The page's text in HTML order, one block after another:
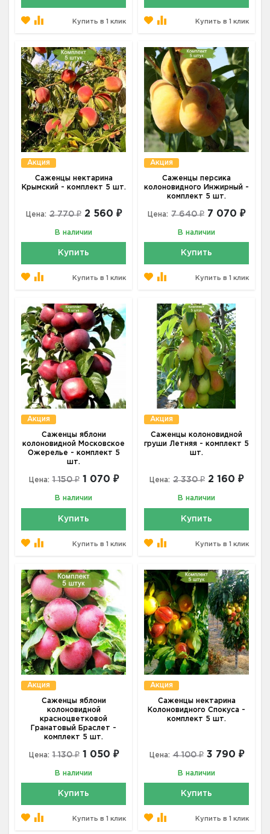
Купить в 1 клик Купить в 1 клик
Акция
Саженцы нектарина
Крымский - комплект 5 шт.
Цена: 2 770 ₽ 2 560 ₽
В наличии
Купить
Купить в 1 клик
Акция
Саженцы персика
колоновидного Инжирный -
комплект 5 шт.
Цена: 7 640 ₽ 7 070 ₽
В наличии
Купить
Купить в 1 клик
Акция
Саженцы яблони
колоновидной Московское
Ожерелье - комплект 5
шт.
Цена: 1 150 ₽ 1 070 ₽
В наличии
Купить
Купить в 1 клик
Акция
Саженцы колоновидной
груши Летняя - комплект 5
шт.
Цена: 2 330 ₽ 2 160 ₽
В наличии
Купить
Купить в 1 клик
Акция
Саженцы яблони
колоновидной
красноцветковой
Гранатовый Браслет -
комплект 5 шт.
Цена: 1 130 ₽ 1 050 ₽
В наличии
Купить
Купить в 1 клик
Акция
Саженцы нектарина
Колоновидного Спокуса -
комплект 5 шт.
Цена: 4 100 ₽ 3 790 ₽
В наличии
Купить
Купить в 1 клик